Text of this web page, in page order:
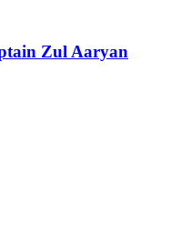
Zul Aaryan